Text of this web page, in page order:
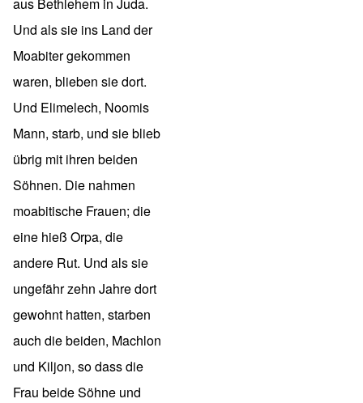
aus Bethlehem in Juda.
Und als sie ins Land der
Moabiter gekommen
waren, blieben sie dort.
Und Elimelech, Noomis
Mann, starb, und sie blieb
übrig mit ihren beiden
Söhnen. Die nahmen
moabitische Frauen; die
eine hieß Orpa, die
andere Rut. Und als sie
ungefähr zehn Jahre dort
gewohnt hatten, starben
auch die beiden, Machlon
und Kiljon, so dass die
Frau beide Söhne und